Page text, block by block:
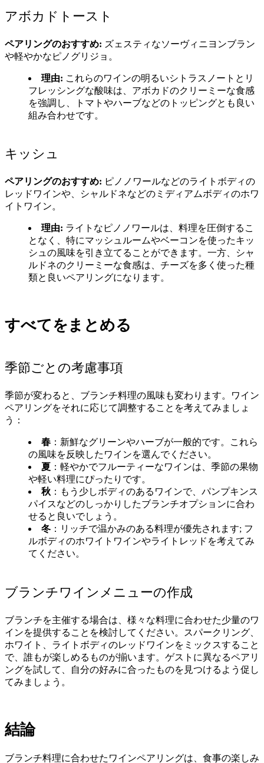
アボカドトースト
ペアリングのおすすめ: ズェスティなソーヴィニヨンブラン
や軽やかなピノグリジョ。
理由: これらのワインの明るいシトラスノートとリ
フレッシングな酸味は、アボカドのクリーミーな食感
を強調し、トマトやハーブなどのトッピングとも良い
組み合わせです。
キッシュ
ペアリングのおすすめ: ピノノワールなどのライトボディの
レッドワインや、シャルドネなどのミディアムボディのホワ
イトワイン。
理由: ライトなピノノワールは、料理を圧倒するこ
となく、特にマッシュルームやベーコンを使ったキッ
シュの風味を引き立てることができます。一方、シャ
ルドネのクリーミーな食感は、チーズを多く使った種
類と良いペアリングになります。
すべてをまとめる
季節ごとの考慮事項
季節が変わると、ブランチ料理の風味も変わります。ワイン
ペアリングをそれに応じて調整することを考えてみましょ
う：
春 ：新鮮なグリーンやハーブが一般的です。これら
の風味を反映したワインを選んでください。
夏 ：軽やかでフルーティーなワインは、季節の果物
や軽い料理にぴったりです。
秋 ：もう少しボディのあるワインで、パンプキンス
パイスなどのしっかりしたブランチオプションに合わ
せると良いでしょう。
冬 ：リッチで温かみのある料理が優先されます; フ
ルボディのホワイトワインやライトレッドを考えてみ
てください。
ブランチワインメニューの作成
ブランチを主催する場合は、様々な料理に合わせた少量のワ
インを提供することを検討してください。スパークリング、
ホワイト、ライトボディのレッドワインをミックスすること
で、誰もが楽しめるものが揃います。ゲストに異なるペアリ
ングを試して、自分の好みに合ったものを見つけるよう促し
てみましょう。
結論
ブランチ料理に合わせたワインペアリングは、食事の楽しみ